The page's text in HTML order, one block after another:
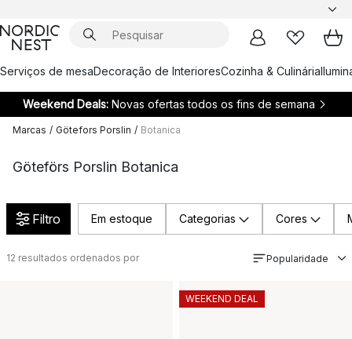
Serviços de mesaDecoração de InterioresCozinha & Culinária
Weekend Deals: Novas ofertas todos os fins de semana
Marcas / Götefors Porslin / Botanica
Göteförs Porslin Botanica
Filtro Em estoque Categorias Cores
12 resultados ordenados por Popularidade
WEEKEND DEAL